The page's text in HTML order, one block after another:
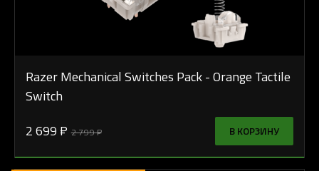
Razer Mechanical Switches Pack - Orange Tactile
Switch
2 699 ₽ 2 799 ₽ В КОРЗИНУ